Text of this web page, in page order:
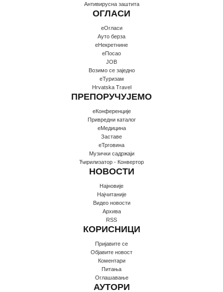
Антивирусна заштита
ОГЛАСИ
еОгласи
Ауто берза
еНекретнине
еПосао
JOB
Возимо се заједно
еТуризам
Hrvatska Travel
ПРЕПОРУЧУЈЕМО
еКонференције
Привредни каталог
еМедицина
Заставе
еТрговина
Музички садржаји
Ћирилизатор - Конвертор
НОВОСТИ
Најновије
Најчитаније
Видео новости
Архива
RSS
КОРИСНИЦИ
Пријавите се
Oбјавите новост
Коментари
Питања
Оглашавање
АУТОРИ